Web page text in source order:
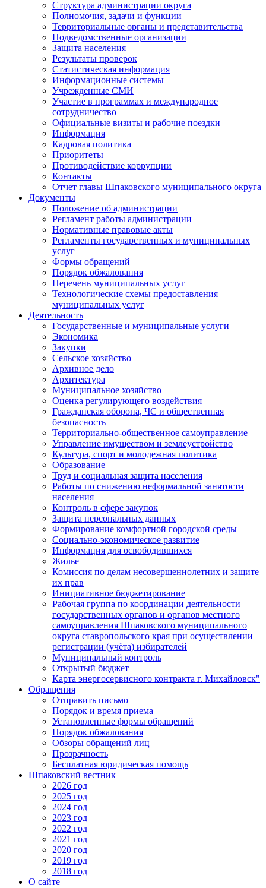
Структура администрации округа
Полномочия, задачи и функции
Территориальные органы и представительства
Подведомственные организации
Защита населения
Результаты проверок
Статистическая информация
Информационные системы
Учрежденные СМИ
Участие в программах и международное
сотрудничество
Официальные визиты и рабочие поездки
Информация
Кадровая политика
Приоритеты
Противодействие коррупции
Контакты
Отчет главы Шпаковского муниципального округа
Документы
Положение об администрации
Регламент работы администрации
Нормативные правовые акты
Регламенты государственных и муниципальных
услуг
Формы обращений
Порядок обжалования
Перечень муниципальных услуг
Технологические схемы предоставления
муниципальных услуг
Деятельность
Государственные и муниципальные услуги
Экономика
Закупки
Сельское хозяйство
Архивное дело
Архитектура
Муниципальное хозяйство
Оценка регулирующего воздействия
Гражданская оборона, ЧС и общественная
безопасность
Территориально-общественное самоуправление
Управление имуществом и землеустройство
Культура, спорт и молодежная политика
Образование
Труд и социальная защита населения
Работы по снижению неформальной занятости
населения
Контроль в сфере закупок
Защита персональных данных
Формирование комфортной городской среды
Социально-экономическое развитие
Информация для освободившихся
Жилье
Комиссия по делам несовершеннолетних и защите
их прав
Инициативное бюджетирование
Рабочая группа по координации деятельности
государственных органов и органов местного
самоуправления Шпаковского муниципального
округа ставропольского края при осуществлении
регистрации (учёта) избирателей
Муниципальный контроль
Открытый бюджет
Карта энергосервисного контракта г. Михайловск"
Обращения
Отправить письмо
Порядок и время приема
Установленные формы обращений
Порядок обжалования
Обзоры обращений лиц
Прозрачность
Бесплатная юридическая помощь
Шпаковский вестник
2026 год
2025 год
2024 год
2023 год
2022 год
2021 год
2020 год
2019 год
2018 год
О сайте